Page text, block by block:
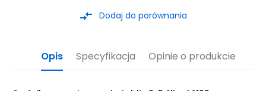
compare_arrows Dodaj do porównania
Opis Specyfikacja Opinie o produkcie